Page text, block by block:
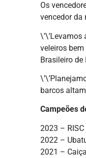
Os
vencedor da
veleiros
Brasileiro de
barcos
Campeões
2023 –
2022 –
2021 –